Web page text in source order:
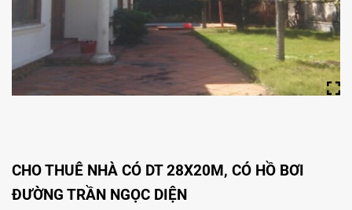
CHO THUÊ NHÀ CÓ DT 28X20M, CÓ HỒ BƠI
ĐƯỜNG TRẦN NGỌC DIỆN